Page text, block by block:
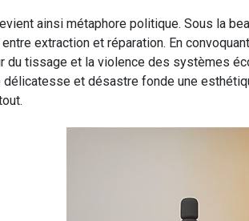
ainsi métaphore politique. Sous la
extraction et réparation. En
du tissage et la violence des systèmes
délicatesse et désastre fonde une